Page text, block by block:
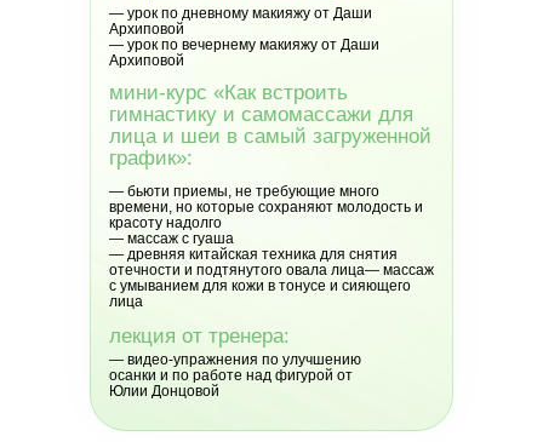
— урок по дневному макияжу от Даши
Архиповой
— урок по вечернему макияжу от Даши
Архиповой
лекция от тренера:
— видео-упражнения по улучшению
осанки и по работе над фигурой от
Юлии Донцовой
мини-курс «Как встроить
гимнастику и самомассажи для
лица и шеи в самый загруженной
график»:
— бьюти приемы, не требующие много
времени, но которые сохраняют молодость и
красоту надолго
— массаж с гуаша
— древняя китайская техника для снятия
отечности и подтянутого овала лица— массаж
с умыванием для кожи в тонусе и сияющего
лица